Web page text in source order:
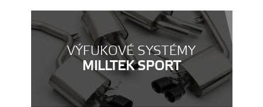
VÝFUKOVÉ SYSTÉMY
MILLTEK SPORT